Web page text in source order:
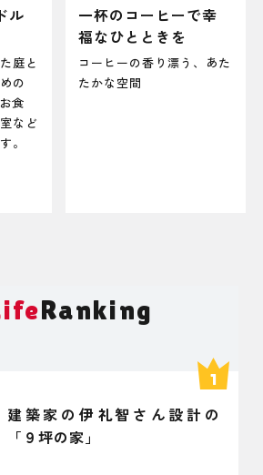
ル
庭と
の
食
など
。
一杯のコーヒーで幸
福なひとときを
コーヒーの香り漂う、あた
たかな空間
Ranking
建築家の伊礼智さん設計の
「９坪の家」